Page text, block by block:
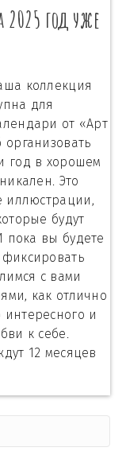
2025 год уже
коллекция
для
от «Арт
год в хорошем
Это
иллюстрации,
будут
пока вы будете
с вами
как отлично
и
к себе.
12 месяцев